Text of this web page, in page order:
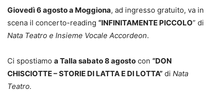
Giovedì 6 agosto a Moggiona, ad ingresso gratuito, va in
scena il concerto-reading “INFINITAMENTE PICCOLO” di
Nata Teatro e Insieme Vocale Accordeon.
Ci spostiamo a Talla sabato 8 agosto con “DON
CHISCIOTTE – STORIE DI LATTA E DI LOTTA” di Nata
Teatro.